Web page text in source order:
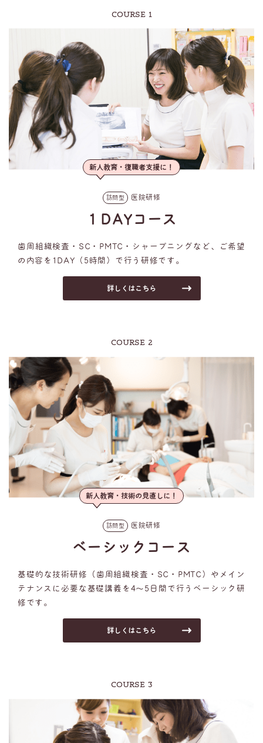
COURSE 1
新人教育・復職者支援に！
訪問型 医院研修
１DAYコース
歯周組織検査・SC・PMTC・シャープニングなど、ご希望
の内容を1DAY（5時間）で行う研修です。
詳しくはこちら
COURSE 2
新人教育・技術の見直しに！
訪問型 医院研修
ベーシックコース
基礎的な技術研修（歯周組織検査・SC・PMTC）やメイン
テナンスに必要な基礎講義を4～5日間で行うベーシック研
修です。
詳しくはこちら
COURSE 3